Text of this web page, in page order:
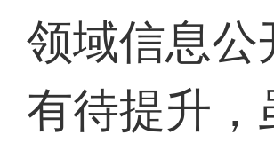
领域信息公
有待提升，